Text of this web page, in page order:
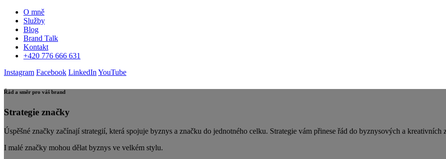
O mně
Služby
Blog
Brand Talk
Kontakt
+420 776 666 631
Instagram Facebook LinkedIn YouTube
Řád a směr pro váš brand
Strategie značky
Úspěšné značky začínají strategií, která spojuje byznys a značku do jednotného celku. Strategie vám přinese řád do byznysových a
I malé značky mohou dělat byznys ve velkém stylu.